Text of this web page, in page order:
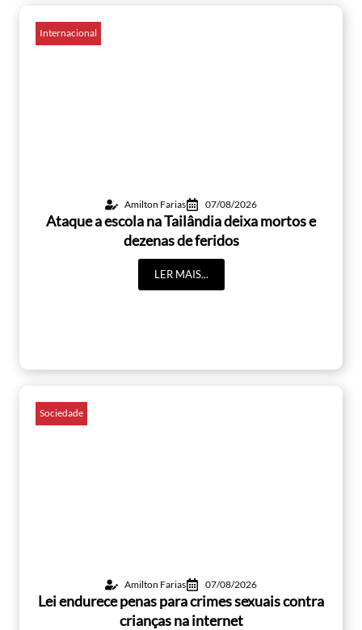
Internacional
Amilton Farias 07/08/2026
Ataque a escola na Tailândia deixa mortos e
dezenas de feridos
LER MAIS...
Sociedade
Amilton Farias 07/08/2026
Lei endurece penas para crimes sexuais contra
crianças na internet